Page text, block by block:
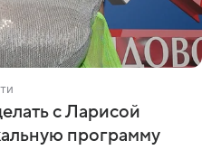
с Ларисой
программу